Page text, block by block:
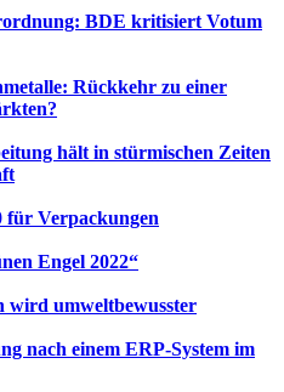
BDE kritisiert Votum
Rückkehr zu einer
hält in stürmischen Zeiten
Verpackungen
Engel 2022“
wird umweltbewusster
nach einem ERP-System im